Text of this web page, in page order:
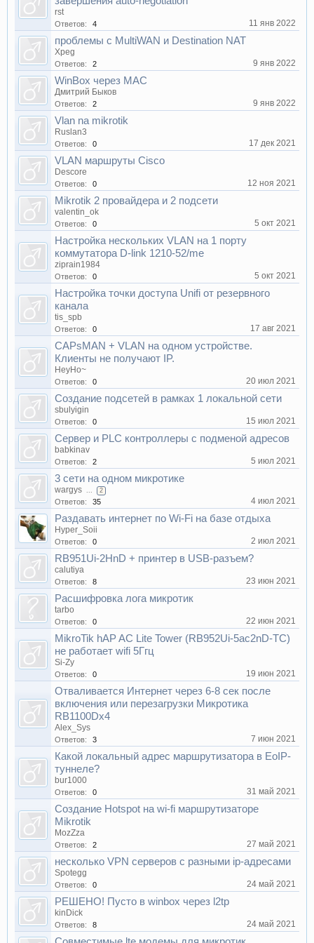
rst
Ответов: 4 11 янв 2022
проблемы с MultiWAN и Destination NAT
Xpeg
Ответов: 2 9 янв 2022
WinBox через MAC
Дмитрий Быков
Ответов: 2 9 янв 2022
Vlan na mikrotik
Ruslan3
Ответов: 0 17 дек 2021
VLAN маршруты Cisco
Descore
Ответов: 0 12 ноя 2021
Mikrotik 2 провайдера и 2 подсети
valentin_ok
Ответов: 0 5 окт 2021
Настройка нескольких VLAN на 1 порту
коммутатора D-link 1210-52/me
ziprain1984
Ответов: 0 5 окт 2021
Настройка точки доступа Unifi от резервного
канала
tis_spb
Ответов: 0 17 авг 2021
CAPsMAN + VLAN на одном устройстве.
Клиенты не получают IP.
HeyHo~
Ответов: 0 20 июл 2021
Создание подсетей в рамках 1 локальной сети
sbulyigin
Ответов: 0 15 июл 2021
Сервер и PLC контроллеры с подменой адресов
babkinav
Ответов: 2 5 июл 2021
3 сети на одном микротике
wargys ... 2
Ответов: 35 4 июл 2021
Раздавать интернет по Wi-Fi на базе отдыха
Hyper_Soii
Ответов: 0 2 июл 2021
RB951Ui-2HnD + принтер в USB-разъем?
calutiya
Ответов: 8 23 июн 2021
Расшифровка лога микротик
tarbo
Ответов: 0 22 июн 2021
MikroTik hAP AC Lite Tower (RB952Ui-5ac2nD-TC)
не работает wifi 5Ггц
Si-Zy
Ответов: 0 19 июн 2021
Отваливается Интернет через 6-8 сек после
включения или перезагрузки Микротика
RB1100Dx4
Alex_Sys
Ответов: 3 7 июн 2021
Какой локальный адрес маршрутизатора в EoIP-
туннеле?
bur1000
Ответов: 0 31 май 2021
Создание Hotspot на wi-fi маршрутизаторе
Mikrotik
MozZza
Ответов: 2 27 май 2021
несколько VPN серверов с разными ip-адресами
Spotegg
Ответов: 0 24 май 2021
РЕШЕНО! Пусто в winbox через l2tp
kinDick
Ответов: 8 24 май 2021